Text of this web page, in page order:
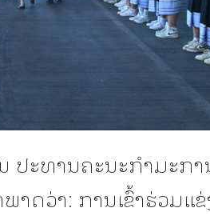
ປະທານຄະນະກໍາມະກາ
ດວ່າ: ການເຂົ້າຮ່ວມແ